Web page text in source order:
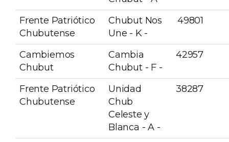
Frente Patriótico
Chubutense
Chubut Nos
Une - K -
49801
Cambiemos
Chubut
Cambia
Chubut - F -
42957
Frente Patriótico
Chubutense
Unidad
Chub
Celeste y
Blanca - A -
38287